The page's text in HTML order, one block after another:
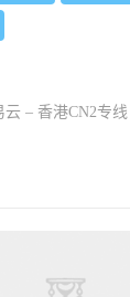
云 – 香港CN2专